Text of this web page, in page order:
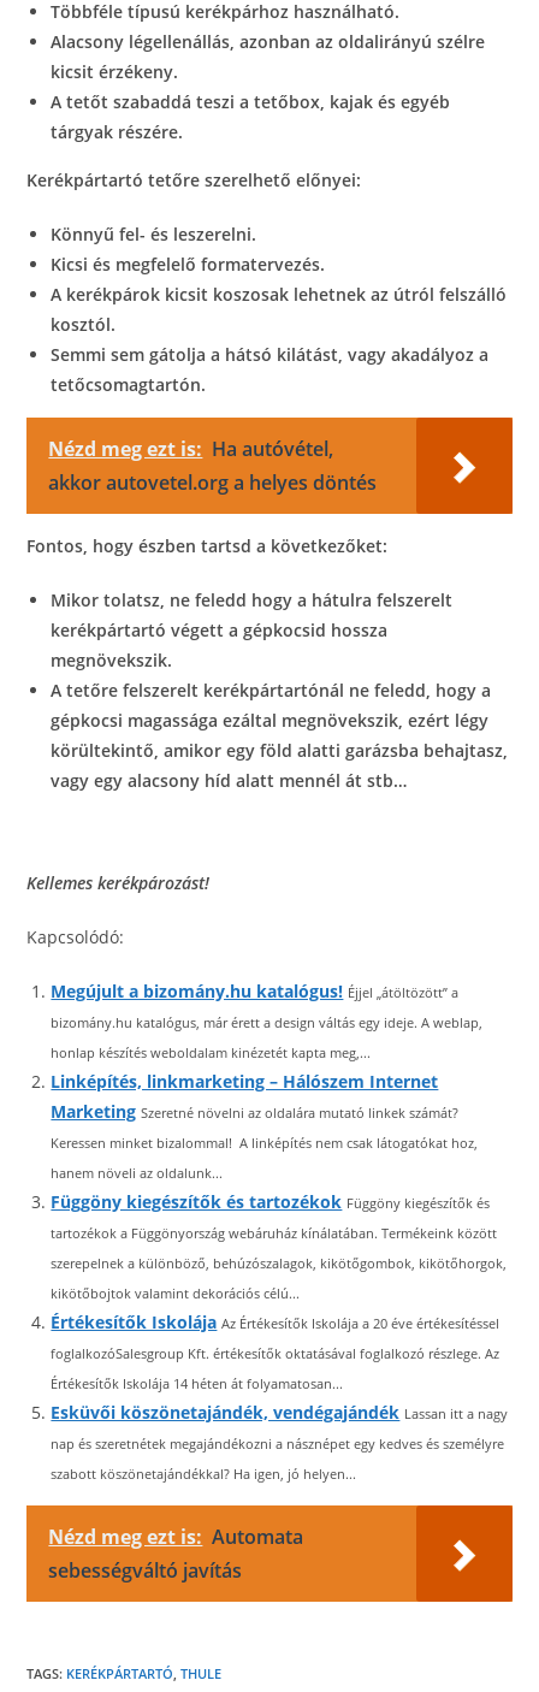
Többféle típusú kerékpárhoz használható.
Alacsony légellenállás, azonban az oldalirányú szélre
kicsit érzékeny.
A tetőt szabaddá teszi a tetőbox, kajak és egyéb
tárgyak részére.
Kerékpártartó tetőre szerelhető előnyei:
Könnyű fel- és leszerelni.
Kicsi és megfelelő formatervezés.
A kerékpárok kicsit koszosak lehetnek az útról felszálló
kosztól.
Semmi sem gátolja a hátsó kilátást, vagy akadályoz a
tetőcsomagtartón.
Nézd meg ezt is: Ha autóvétel,
akkor autovetel.org a helyes döntés
Fontos, hogy észben tartsd a következőket:
Mikor tolatsz, ne feledd hogy a hátulra felszerelt
kerékpártartó végett a gépkocsid hossza
megnövekszik.
A tetőre felszerelt kerékpártartónál ne feledd, hogy a
gépkocsi magassága ezáltal megnövekszik, ezért légy
körültekintő, amikor egy föld alatti garázsba behajtasz,
vagy egy alacsony híd alatt mennél át stb…
Kellemes kerékpározást!
Kapcsolódó:
Megújult a bizomány.hu katalógus! Éjjel „átöltözött” a
bizomány.hu katalógus, már érett a design váltás egy ideje. A weblap,
honlap készítés weboldalam kinézetét kapta meg,...
Linképítés, linkmarketing – Hálószem Internet
Marketing Szeretné növelni az oldalára mutató linkek számát?
Keressen minket bizalommal! A linképítés nem csak látogatókat hoz,
hanem növeli az oldalunk...
Függöny kiegészítők és tartozékok Függöny kiegészítők és
tartozékok a Függönyország webáruház kínálatában. Termékeink között
szerepelnek a különböző, behúzószalagok, kikötőgombok, kikötőhorgok,
kikötőbojtok valamint dekorációs célú...
Értékesítők Iskolája Az Értékesítők Iskolája a 20 éve értékesítéssel
foglalkozóSalesgroup Kft. értékesítők oktatásával foglalkozó részlege. Az
Értékesítők Iskolája 14 héten át folyamatosan...
Esküvői köszönetajándék, vendégajándék Lassan itt a nagy
nap és szeretnétek megajándékozni a násznépet egy kedves és személyre
szabott köszönetajándékkal? Ha igen, jó helyen...
Nézd meg ezt is: Automata
sebességváltó javítás
TAGS: KERÉKPÁRTARTÓ, THULE